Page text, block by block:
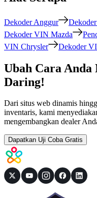
Dekoder Anggur
Dekoder VIN Mazda
VIN Chrysler
Dekoder
Ubah Cara
Daring!
Dari situs web dinamis
inventaris, kami
mengembangkan dealer
Dapatkan Uji Coba Gratis